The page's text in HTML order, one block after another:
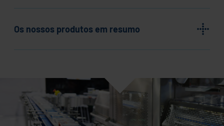
Os nossos produtos em resumo